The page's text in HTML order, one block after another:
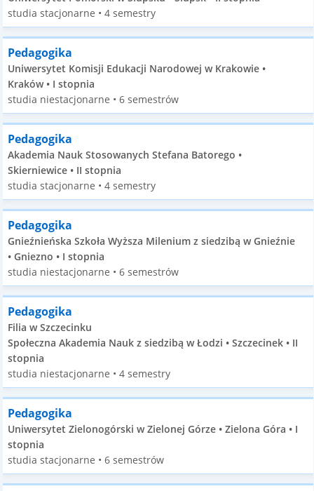
studia stacjonarne • 4 semestry
Pedagogika
Uniwersytet Komisji Edukacji Narodowej w Krakowie •
Kraków • I stopnia
studia niestacjonarne • 6 semestrów
Pedagogika
Akademia Nauk Stosowanych Stefana Batorego •
Skierniewice • II stopnia
studia stacjonarne • 4 semestry
Pedagogika
Gnieźnieńska Szkoła Wyższa Milenium z siedzibą w Gnieźnie
• Gniezno • I stopnia
studia niestacjonarne • 6 semestrów
Pedagogika
Filia w Szczecinku
Społeczna Akademia Nauk z siedzibą w Łodzi • Szczecinek • II
stopnia
studia niestacjonarne • 4 semestry
Pedagogika
Uniwersytet Zielonogórski w Zielonej Górze • Zielona Góra • I
stopnia
studia stacjonarne • 6 semestrów